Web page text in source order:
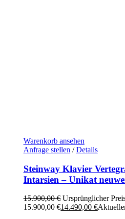
Warenkorb ansehen
Anfrage stellen / Details
Steinway Klavier
Intarsien – Unikat
15.900,00€ Ursprünglicher
15.900,00 €14.490,00 €